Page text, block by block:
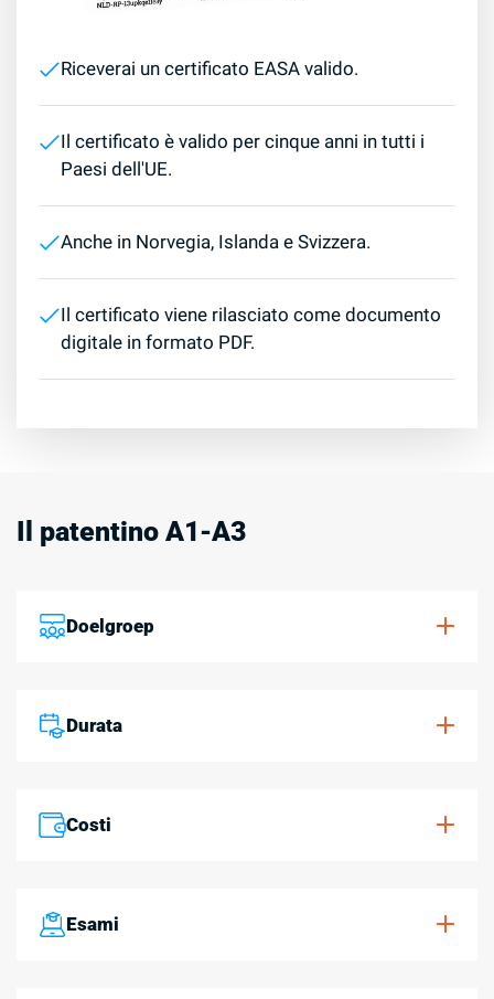
Riceverai un certificato EASA valido.
Il certificato è valido per cinque anni in tutti i
Paesi dell'UE.
Anche in Norvegia, Islanda e Svizzera.
Il certificato viene rilasciato come documento
digitale in formato PDF.
Il patentino A1-A3
Doelgroep
Durata
Costi
Esami